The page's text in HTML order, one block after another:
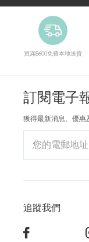
買滿$600免費本地送貨
訂閱電子
獲得最新消息、優惠
您的電郵地址
追蹤我們